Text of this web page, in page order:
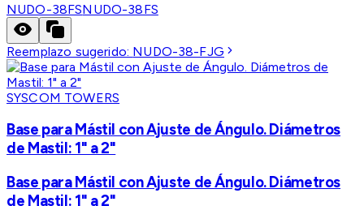
NUDO-38FSNUDO-38FS
Reemplazo sugerido: NUDO-38-FJG
SYSCOM TOWERS
Base para Mástil con Ajuste de Ángulo. Diámetros
de Mastil: 1" a 2"
Base para Mástil con Ajuste de Ángulo. Diámetros
de Mastil: 1" a 2"